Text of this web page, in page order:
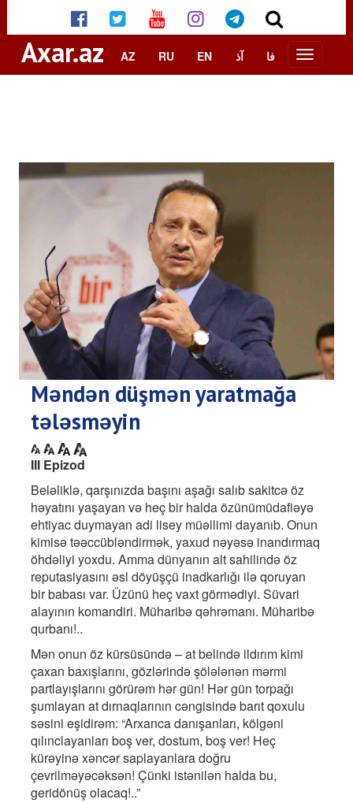
Axar.az AZ RU EN آذ فا
Məndən düşmən yaratmağa
tələsməyin
III Epizod
Beləliklə, qarşınızda başını aşağı salıb sakitcə öz
həyatını yaşayan və heç bir halda özünümüdafiəyə
ehtiyac duymayan adi lisey müəllimi dayanıb. Onun
kimisə təəccübləndirmək, yaxud nəyəsə inandırmaq
öhdəliyi yoxdu. Amma dünyanın alt sahilində öz
reputasiyasını əsl döyüşçü inadkarlığı ilə qoruyan
bir babası var. Üzünü heç vaxt görmədiyi. Süvari
alayının komandiri. Müharibə qəhrəmanı. Müharibə
qurbanı!..
Mən onun öz kürsüsündə – at belində ildırım kimi
çaxan baxışlarını, gözlərində şölələnən mərmi
partlayışlarını görürəm hər gün! Hər gün torpağı
şumlayan at dırnaqlarının cəngisində barıt qoxulu
səsini eşidirəm: “Arxanca danışanları, kölgəni
qılınclayanları boş ver, dostum, boş ver! Heç
kürəyinə xəncər saplayanlara doğru
çevrilməyəcəksən! Çünki istənilən halda bu,
geridönüş olacaq!..”